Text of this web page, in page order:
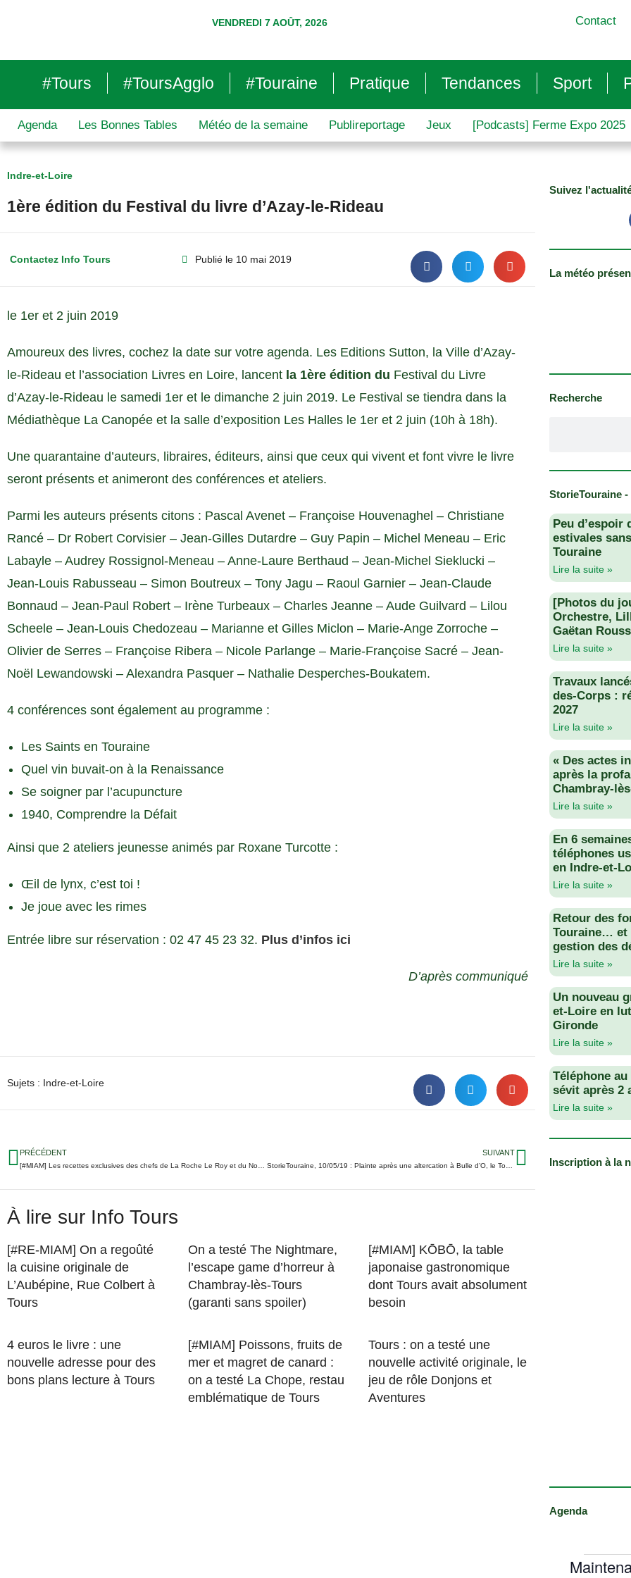
VENDREDI 7 AOÛT, 2026 Contact
#Tours #ToursAgglo #Touraine Pratique Tendances Sport
Agenda Les Bonnes Tables Météo de la semaine Publireportage Jeux [Podcasts] Ferme Expo 2025
Indre-et-Loire
1ère édition du Festival du livre d’Azay-le-Rideau
Contactez Info Tours Publié le 10 mai 2019
le 1er et 2 juin 2019
Amoureux des livres, cochez la date sur votre agenda. Les Editions Sutton, la Ville d’Azay-
le-Rideau et l’association Livres en Loire, lancent la 1ère édition du Festival du Livre
d’Azay-le-Rideau le samedi 1er et le dimanche 2 juin 2019. Le Festival se tiendra dans la
Médiathèque La Canopée et la salle d’exposition Les Halles le 1er et 2 juin (10h à 18h).
Une quarantaine d’auteurs, libraires, éditeurs, ainsi que ceux qui vivent et font vivre le livre
seront présents et animeront des conférences et ateliers.
Parmi les auteurs présents citons : Pascal Avenet – Françoise Houvenaghel – Christiane
Rancé – Dr Robert Corvisier – Jean-Gilles Dutardre – Guy Papin – Michel Meneau – Eric
Labayle – Audrey Rossignol-Meneau – Anne-Laure Berthaud – Jean-Michel Sieklucki –
Jean-Louis Rabusseau – Simon Boutreux – Tony Jagu – Raoul Garnier – Jean-Claude
Bonnaud – Jean-Paul Robert – Irène Turbeaux – Charles Jeanne – Aude Guilvard – Lilou
Scheele – Jean-Louis Chedozeau – Marianne et Gilles Miclon – Marie-Ange Zorroche –
Olivier de Serres – Françoise Ribera – Nicole Parlange – Marie-Françoise Sacré – Jean-
Noël Lewandowski – Alexandra Pasquer – Nathalie Desperches-Boukatem.
4 conférences sont également au programme :
Les Saints en Touraine
Quel vin buvait-on à la Renaissance
Se soigner par l’acupuncture
1940, Comprendre la Défait
Ainsi que 2 ateliers jeunesse animés par Roxane Turcotte :
Œil de lynx, c’est toi !
Je joue avec les rimes
Entrée libre sur réservation : 02 47 45 23 32. Plus d’infos ici
D’après communiqué
Sujets : Indre-et-Loire
PRÉCÉDENT SUIVANT
À lire sur Info Tours
[#RE-MIAM] On a regoûté
la cuisine originale de
L’Aubépine, Rue Colbert à
Tours
On a testé The Nightmare,
l’escape game d’horreur à
Chambray-lès-Tours
(garanti sans spoiler)
[#MIAM] KŌBŌ, la table
japonaise gastronomique
dont Tours avait absolument
besoin
4 euros le livre : une
nouvelle adresse pour des
bons plans lecture à Tours
[#MIAM] Poissons, fruits de
mer et magret de canard :
on a testé La Chope, restau
emblématique de Tours
Tours : on a testé une
nouvelle activité originale, le
jeu de rôle Donjons et
Aventures
Suivez
La météo
Recherche
StorieTouraine
Peu d’espoir
estivales
Touraine
Lire la suite »
[Photos du
Orchestre,
Gaëtan
Lire la suite »
Travaux
des-Corps :
2027
Lire la suite »
« Des actes
après la
Chambray-
Lire la suite »
En 6
téléphones
en Indre-et-
Lire la suite »
Retour des
Touraine… et
gestion des
Lire la suite »
Un nouveau
et-Loire en
Gironde
Lire la suite »
Téléphone
sévit après 2
Lire la suite »
Inscription à la
Agenda